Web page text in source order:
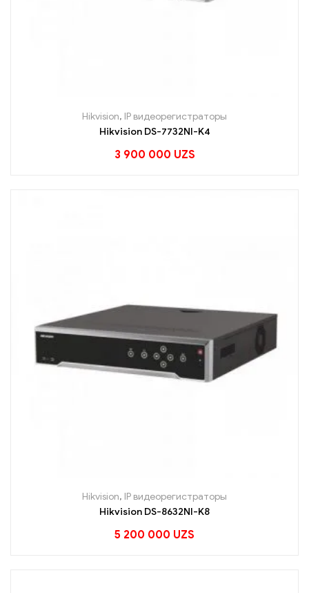
Hikvision, IP видеорегистраторы
Hikvision DS-7732NI-K4
3 900 000 UZS
Hikvision, IP видеорегистраторы
Hikvision DS-8632NI-K8
5 200 000 UZS